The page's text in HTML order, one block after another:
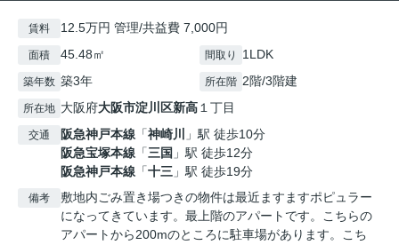
賃料 12.5万円 管理/共益費 7,000円
面積 45.48㎡ 間取り 1LDK
築年数 築3年 所在階 2階/3階建
所在地 大阪府大阪市淀川区新高１丁目
交通 阪急神戸本線 「神崎川
」駅 徒歩10分
阪急宝塚本線 「三国 」駅 徒歩12分
阪急神戸本線 「十三 」駅 徒歩19分
備考
敷地内ごみ置き場つきの物件は最近ますますポピュラー
になってきています。最上階のアパートです。こちらの
アパートから200mのところに駐車場があります。こち